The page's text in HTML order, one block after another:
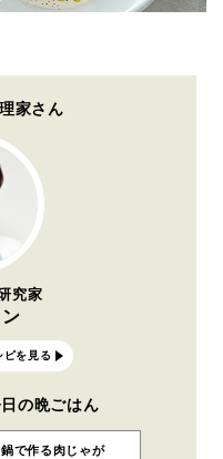
家さん
究家
ピを見る
の晩ごはん
で作る肉じゃが